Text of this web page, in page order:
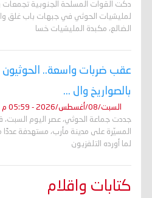
دكّت القوات المسلحة الجنوبية تجمعات
لمليشيات الحوثي في جبهات باب غلق
الضالع، مكبدة المليشيات خسا
عقب ضربات واسعة..
بالصواريخ وال ...
السبت/08/أغسطس/2026 - 05:59 م
جددت جماعة الحوثي، عصر اليوم السبت،
المسيّرة على مدينة مأرب، مستهدفة
لما أورده التلفزيون
كتابات واقلام